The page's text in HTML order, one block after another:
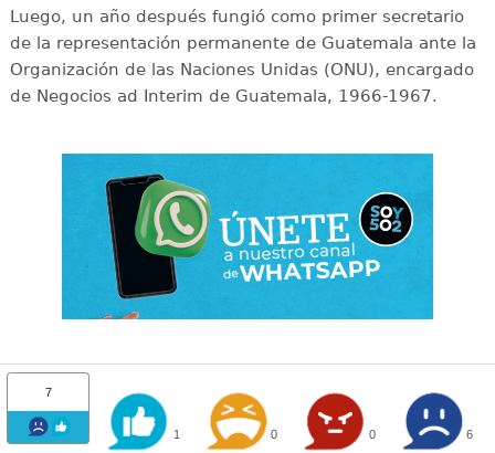
Luego, un año después fungió como primer secretario
de la representación permanente de Guatemala ante la
Organización de las Naciones Unidas (ONU), encargado
de Negocios ad Interim de Guatemala, 1966-1967.
7
1 0 0 6